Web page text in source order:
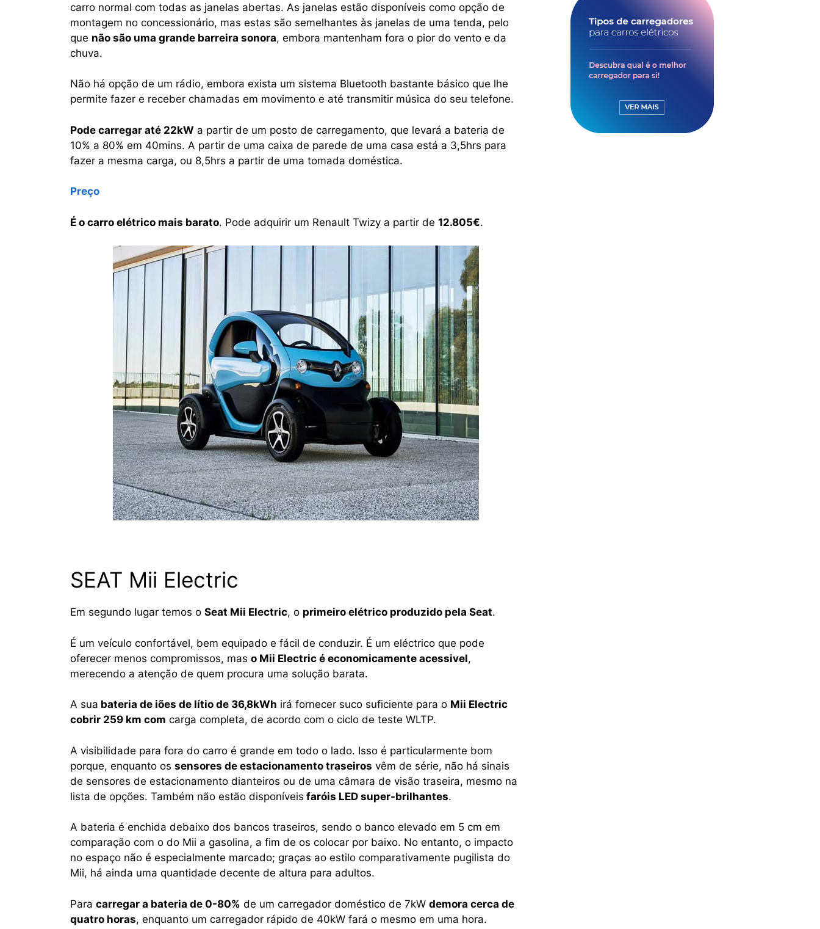
carro normal com todas as janelas abertas. As janelas estão disponíveis como opção de
montagem no concessionário, mas estas são semelhantes às janelas de uma tenda, pelo
que não são uma grande barreira sonora, embora mantenham fora o pior do vento e da
chuva.
Não há opção de um rádio, embora exista um sistema Bluetooth bastante básico que lhe
permite fazer e receber chamadas em movimento e até transmitir música do seu telefone.
Pode carregar até 22kW a partir de um posto de carregamento, que levará a bateria de
10% a 80% em 40mins. A partir de uma caixa de parede de uma casa está a 3,5hrs para
fazer a mesma carga, ou 8,5hrs a partir de uma tomada doméstica.
Preço
É o carro elétrico mais barato. Pode adquirir um Renault Twizy a partir de 12.805€.
SEAT Mii Electric
Em segundo lugar temos o Seat Mii Electric, o primeiro elétrico produzido pela Seat.
É um veículo confortável, bem equipado e fácil de conduzir. É um eléctrico que pode
oferecer menos compromissos, mas o Mii Electric é economicamente acessivel,
merecendo a atenção de quem procura uma solução barata.
A sua bateria de iões de lítio de 36,8kWh irá fornecer suco suficiente para o Mii Electric
cobrir 259 km com carga completa, de acordo com o ciclo de teste WLTP.
A visibilidade para fora do carro é grande em todo o lado. Isso é particularmente bom
porque, enquanto os sensores de estacionamento traseiros vêm de série, não há sinais
de sensores de estacionamento dianteiros ou de uma câmara de visão traseira, mesmo na
lista de opções. Também não estão disponíveis faróis LED super-brilhantes.
A bateria é enchida debaixo dos bancos traseiros, sendo o banco elevado em 5 cm em
comparação com o do Mii a gasolina, a fim de os colocar por baixo. No entanto, o impacto
no espaço não é especialmente marcado; graças ao estilo comparativamente pugilista do
Mii, há ainda uma quantidade decente de altura para adultos.
Para carregar a bateria de 0-80% de um carregador doméstico de 7kW demora cerca de
quatro horas, enquanto um carregador rápido de 40kW fará o mesmo em uma hora.